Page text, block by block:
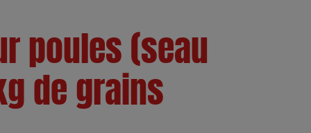
poules (seau
de grains